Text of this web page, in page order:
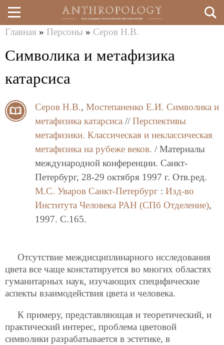
Перейти
к
здесь
Главная » Персоны » Серов Н.В.
Символика и метафизика
катарсиса
Серов Н.В., Мостепаненко Е.И. Символика и
метафизика катарсиса // Перспективы
метафизики. Классическая и неклассическая
метафизика на рубеже веков. / Материалы
международной конференции. Санкт-
Петербург, 28-29 октября 1997 г. Отв.ред.
М.С. Уваров Санкт-Петербург : Изд-во
Института Человека РАН (СПб Отделение),
1997. C.165.
Отсутствие междисциплинарного исследования
цвета все чаще констатируется во многих областях
гуманитарных наук, изучающих специфические
аспекты взаимодействия цвета и человека.
К примеру, представляющая и теоретический, и
практический интерес, проблема цветовой
символики разрабатывается в эстетике, в